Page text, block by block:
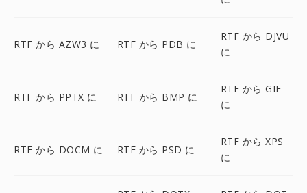
RTF から AZW3 に RTF から PDB に
RTF から DJVU
に
RTF から PPTX に RTF から BMP に
RTF から GIF
に
RTF から DOCM に RTF から PSD に
RTF から XPS
に